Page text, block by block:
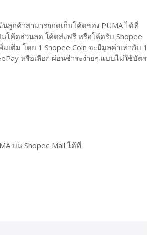
ลูกค้าสามารถกดเก็บโค้ดของ PUMA ได้ที่
โค้ดส่วนลด โค้ดส่งฟรี หรือโค้ดรับ Shopee
เติม โดย 1 Shopee Coin จะมีมูลค่าเท่ากับ 1
หรือเลือก ผ่อนชำระง่ายๆ แบบไม่ใช้บัตร
บน Shopee Mall ได้ที่